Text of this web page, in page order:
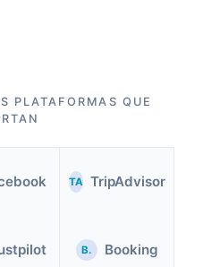
PLATAFORMAS QUE
TA TripAdvisor
B. Booking